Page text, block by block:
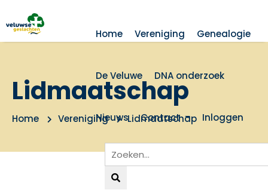
Home Vereniging Genealogie
De Veluwe DNA onderzoek
Nieuws Contact Inloggen
Lidmaatschap
Home Vereniging Lidmaatschap